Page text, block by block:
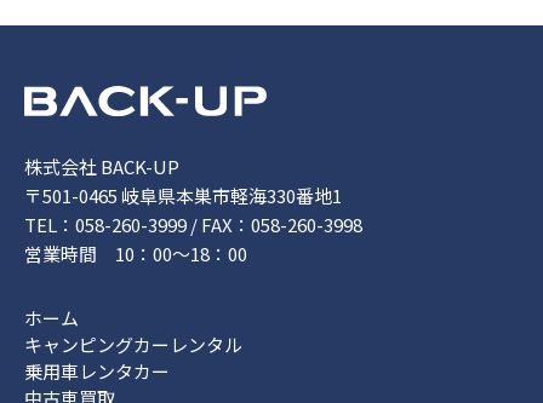
株式会社 BACK-UP
〒501-0465 岐阜県本巣市軽海330番地1
TEL：058-260-3999 / FAX：058-260-3998
営業時間 10：00～18：00
ホーム
キャンピングカーレンタル
乗用車レンタカー